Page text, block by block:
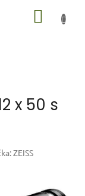
x 50 s
ZEISS